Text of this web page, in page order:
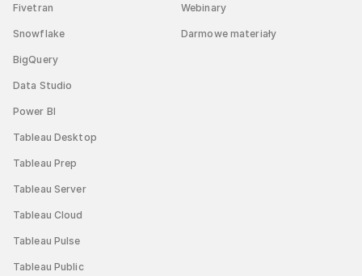
Fivetran
Snowflake
BigQuery
Data Studio
Power BI
Tableau Desktop
Tableau Prep
Tableau Server
Tableau Cloud
Tableau Pulse
Tableau Public
Webinary
Darmowe materiały